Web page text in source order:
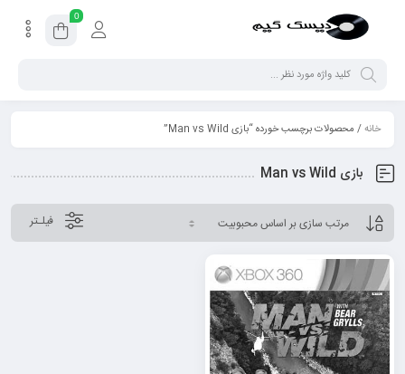
0
خانه/ محصولات برچسب خورده “بازی Man vs Wild”
بازی Man vs Wild
فیلـتر